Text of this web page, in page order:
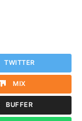
TWITTER
MIX
BUFFER